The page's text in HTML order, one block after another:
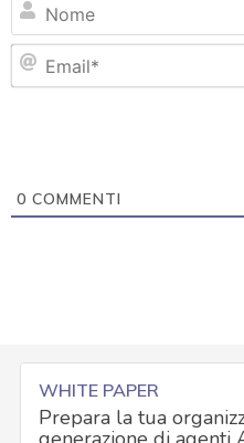
0 COMMENTI
WHITE PAPER
Prepara la tua